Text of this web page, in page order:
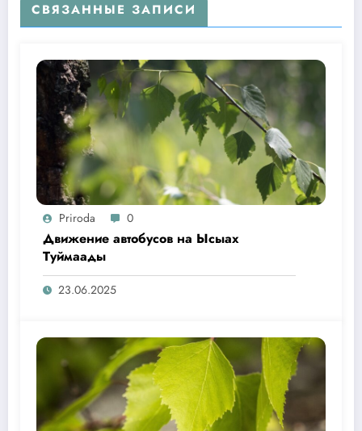
СВЯЗАННЫЕ ЗАПИСИ
Priroda 0
Движение автобусов на Ысыах
Туймаады
23.06.2025